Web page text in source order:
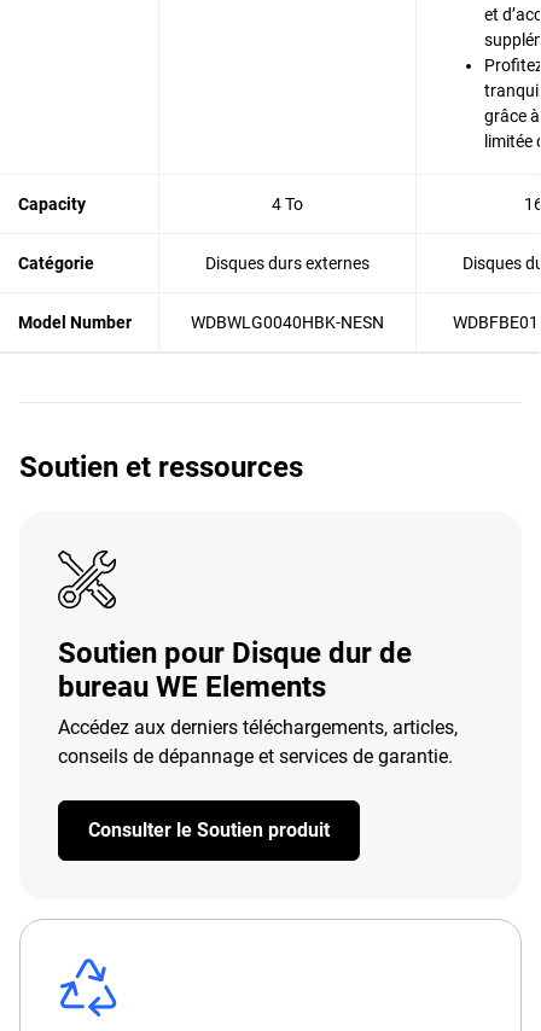
et
grâce
limitée
Capacity 4 To
Catégorie Disques durs externes Disques
Model Number WDBWLG0040HBK-NESN
Soutien et ressources
Soutien pour Disque dur de
bureau WE Elements
Accédez aux derniers téléchargements, articles,
conseils de dépannage et services de garantie.
Consulter le Soutien produit